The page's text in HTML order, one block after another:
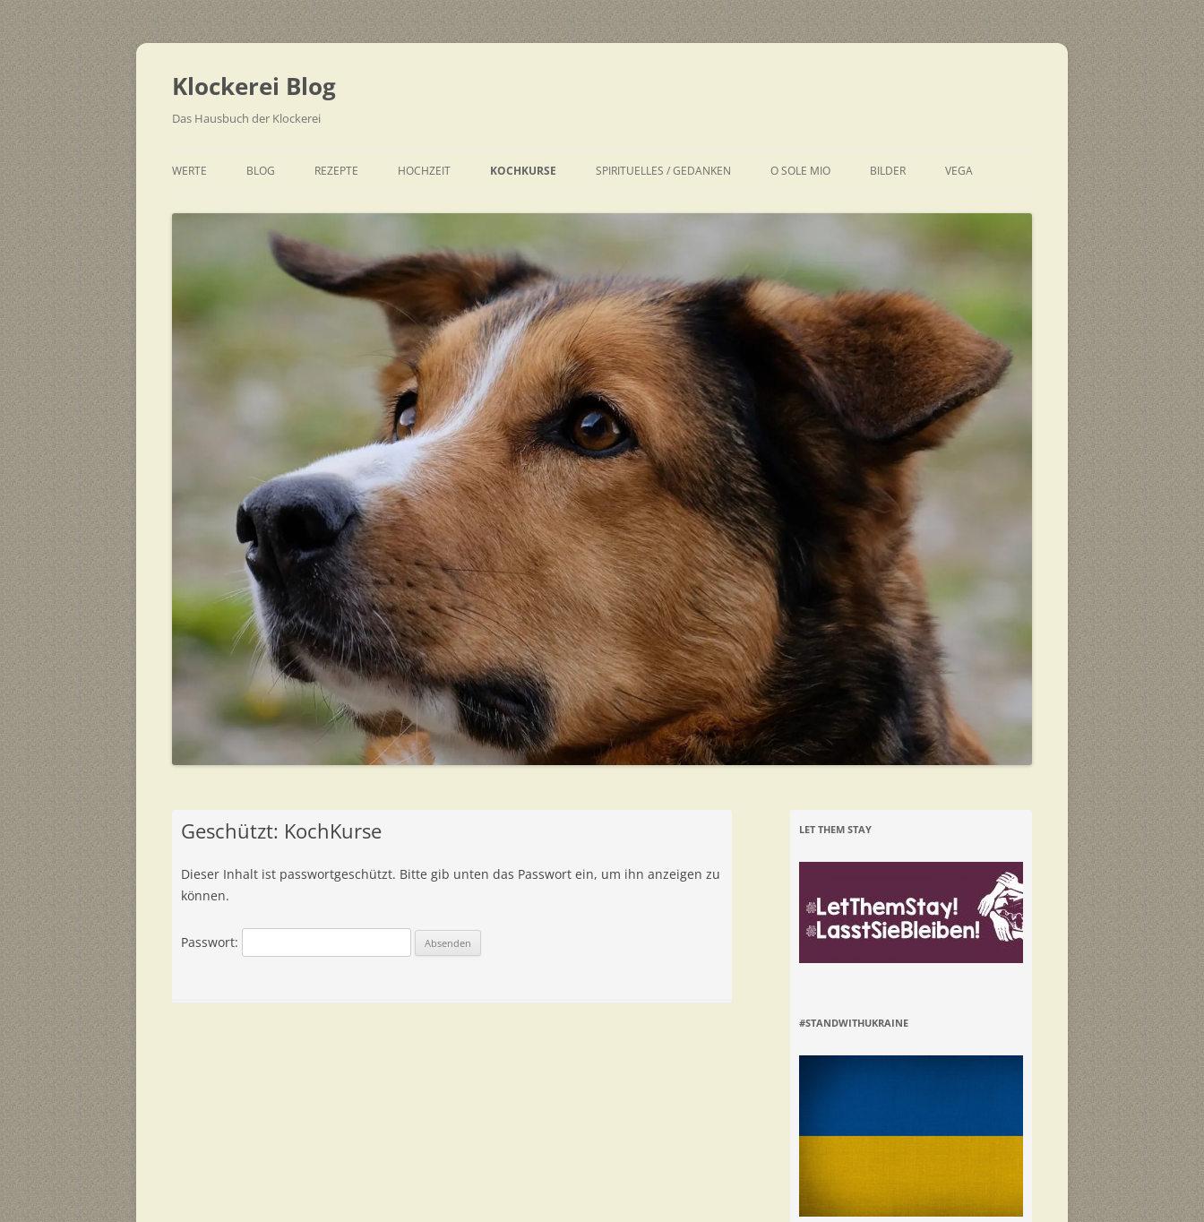
Zum
springen
Klockerei Blog
Das Hausbuch der Klockerei
WERTE BLOG REZEPTE
EINFACH
HOCHZEIT KOCHKURSE SPIRITUELLES / GEDANKEN O SOLE MIO BILDER VEGA
Geschützt: KochKurse
Dieser Inhalt ist passwortgeschützt. Bitte gib unten das Passwort ein, um ihn anzeigen zu
können.
Passwort:
LET THEM STAY
#STANDWITHUKRAINE